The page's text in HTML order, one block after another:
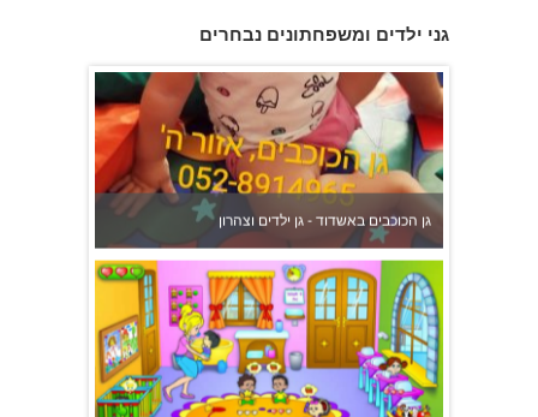
גני ילדים ומשפחתונים נבחרים
גן הכוכבים באשדוד - גן ילדים וצהרון
משפחתון ופעוטון ילנה במערב ראשון לציון